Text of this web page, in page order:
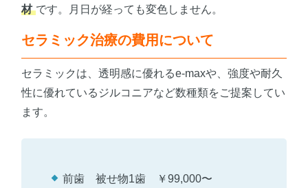
材 です。月日が経っても変色しません。
セラミック治療の費用について
セラミックは、透明感に優れるe-maxや、強度や耐久
性に優れているジルコニアなど数種類をご提案してい
ます。
前歯 被せ物1歯 ￥99,000〜